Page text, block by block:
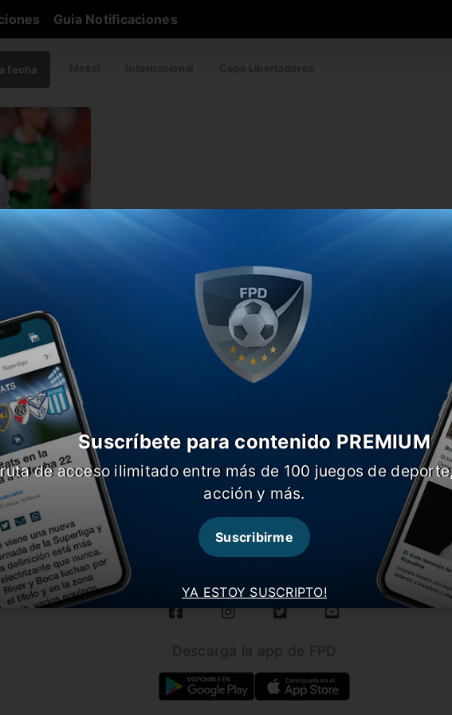
Guia Notificaciones
fecha
será su
local: ¿se
nada de su
CARGAR MÁS NOTICIAS
YA ESTOY SUSCRIPTO!
Suscríbete para contenido PREMIUM
de acceso ilimitado entre más de 100 juegos de
acción y más.
Suscribirme